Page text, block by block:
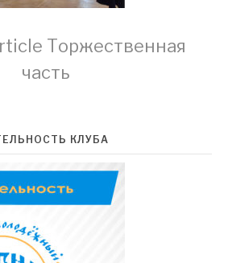
Торжественная
часть
КЛУБА